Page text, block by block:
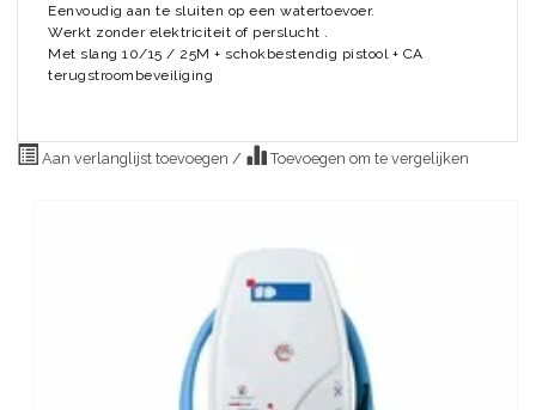
Eenvoudig aan te sluiten op een watertoevoer.
Werkt zonder elektriciteit of perslucht .
Met slang 10/15 / 25M + schokbestendig pistool + CA
terugstroombeveiliging
Aan verlanglijst toevoegen / Toevoegen om te vergelijken